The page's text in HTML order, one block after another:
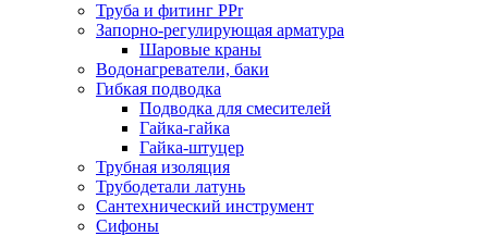
Труба и фитинг PPr
Запорно-регулирующая арматура
Шаровые краны
Водонагреватели, баки
Гибкая подводка
Подводка для смесителей
Гайка-гайка
Гайка-штуцер
Трубная изоляция
Трубодетали латунь
Сантехнический инструмент
Сифоны